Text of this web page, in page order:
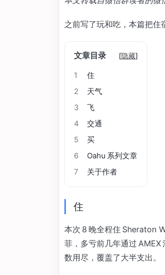
之前写了玩和吃，本篇把住
文章目录 [隐藏]
1
住
2
天气
3
飞
4
交通
5
买
6
Oahu 系列文章
7
关于作者
住
本次 8 晚全程住 Sheraton
菲，多亏前几年通过
数用尽，覆盖了大半支出。